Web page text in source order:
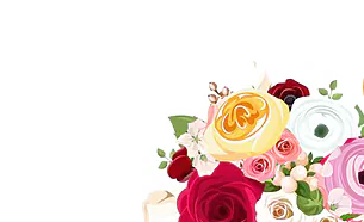
Flores